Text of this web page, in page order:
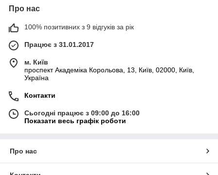
Про нас
100% позитивних з 9 відгуків за рік
Працює з 31.01.2017
м. Київ
проспект Академіка Корольова, 13, Київ, 02000, Київ,
Україна
Контакти
Сьогодні працює з 09:00 до 16:00
Показати весь графік роботи
Про нас